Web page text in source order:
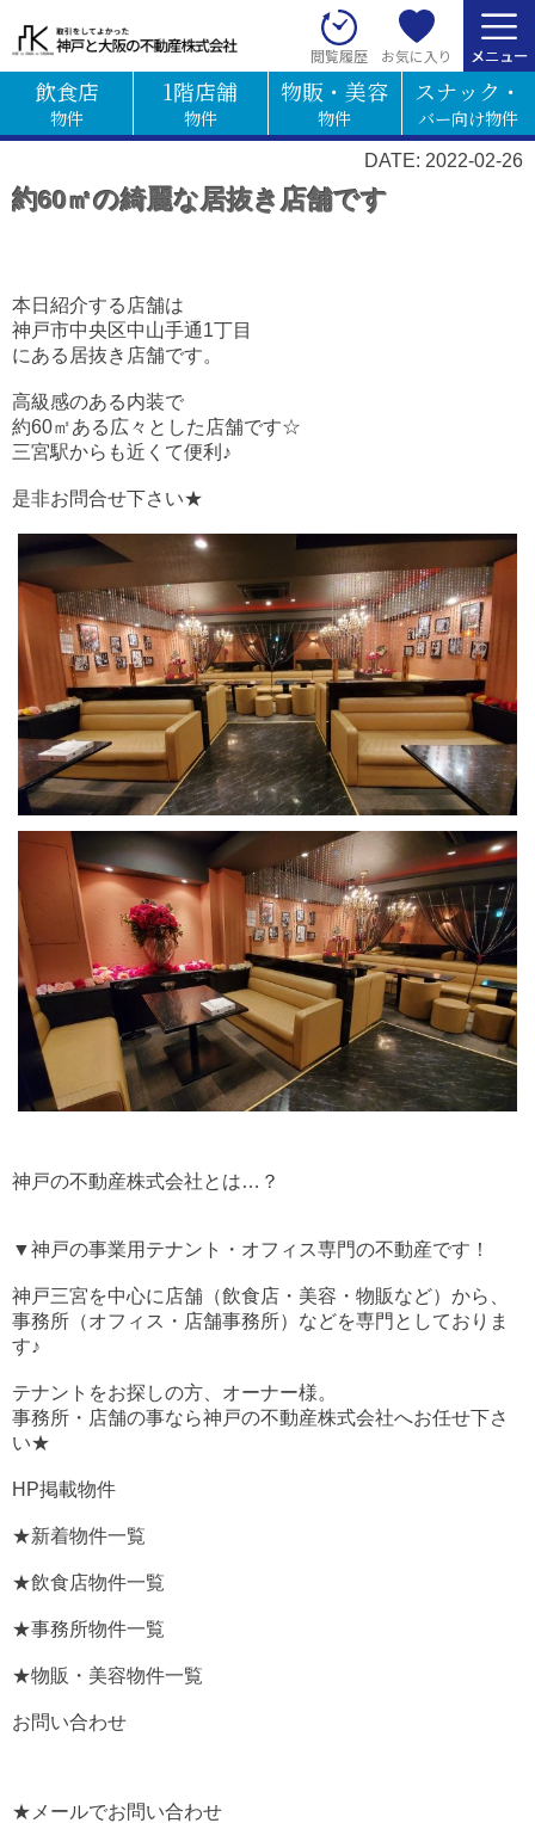
閲覧履歴 お気に入り
飲食店
物件
1階店舗
物件
物販・美容
物件
スナック・
バー向け物件
DATE: 2022-02-26
約60㎡の綺麗な居抜き店舗です
本日紹介する店舗は
神戸市中央区中山手通1丁目
にある居抜き店舗です。
高級感のある内装で
約60㎡ある広々とした店舗です☆
三宮駅からも近くて便利♪
是非お問合せ下さい★
神戸の不動産株式会社とは…？
▼神戸の事業用テナント・オフィス専門の不動産です！
神戸三宮を中心に店舗（飲食店・美容・物販など）から、
事務所（オフィス・店舗事務所）などを専門としておりま
す♪
テナントをお探しの方、オーナー様。
事務所・店舗の事なら神戸の不動産株式会社へお任せ下さ
い★
HP掲載物件
★新着物件一覧
★飲食店物件一覧
★事務所物件一覧
★物販・美容物件一覧
お問い合わせ
★メールでお問い合わせ